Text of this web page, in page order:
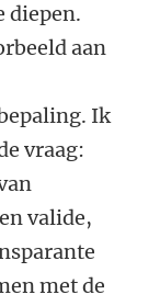
diepen.
aan
Ik
vraag:
valide,
met de